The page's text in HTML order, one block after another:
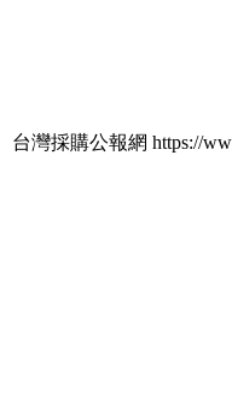
台灣採購公報網 https://